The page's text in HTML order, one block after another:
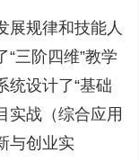
展规律和技能人
三阶四维”教学
统设计了“基础
实战（综合应用
与创业实